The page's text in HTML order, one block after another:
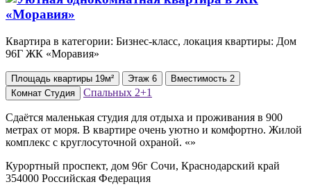
Квартира в категории: Бизнес-класс, локация квартиры: Дом
96Г ЖК «Моравия»
Площадь квартиры 19м² Этаж 6 Вместимость 2
Комнат Студия Спальных 2+1
Сдаётся маленькая студия для отдыха и проживания в 900
метрах от моря. В квартире очень уютно и комфортно. Жилой
комплекс с круглосуточной охраной. «»
Курортный проспект, дом 96г Сочи, Краснодарский край
354000 Российская Федерация